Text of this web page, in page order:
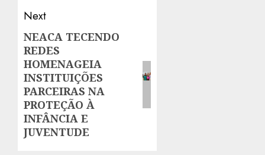
Next
Next
post:
NEACA TECENDO
REDES
HOMENAGEIA
INSTITUIÇÕES
PARCEIRAS NA
PROTEÇÃO À
INFÂNCIA E
JUVENTUDE